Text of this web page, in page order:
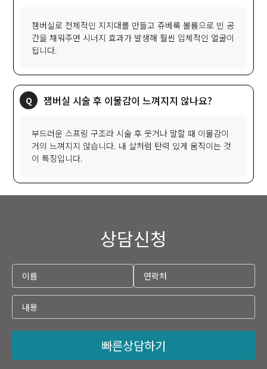
잼버실로 전체적인 지지대를 만들고 쥬베룩 볼륨으로 빈 공
간을 채워주면 시너지 효과가 발생해 훨씬 입체적인 얼굴이
됩니다.
잼버실 시술 후 이물감이 느껴지지 않나요?
부드러운 스프링 구조라 시술 후 웃거나 말할 때 이물감이
거의 느껴지지 않습니다. 내 살처럼 탄력 있게 움직이는 것
이 특징입니다.
상담신청
빠른상담하기